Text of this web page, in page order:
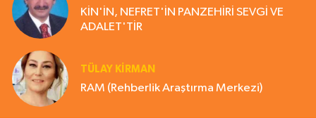
KİN'İN, NEFRET'İN PANZEHİRİ SEVGİ VE
ADALET'TİR
TÜLAY KİRMAN
RAM (Rehberlik Araştırma Merkezi)